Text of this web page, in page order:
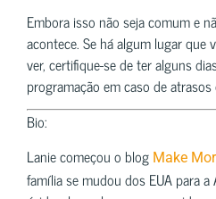
Embora isso não seja comum e
acontece. Se há algum lugar que
ver, certifique-se de ter alguns
programação em caso de
Bio:
Lanie começou o blog Make
família se mudou dos EUA para